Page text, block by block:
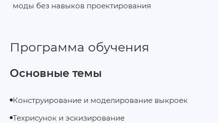
моды без навыков проектирования
Программа обучения
Основные темы
Конструирование и моделирование выкроек
Техрисунок и эскизирование